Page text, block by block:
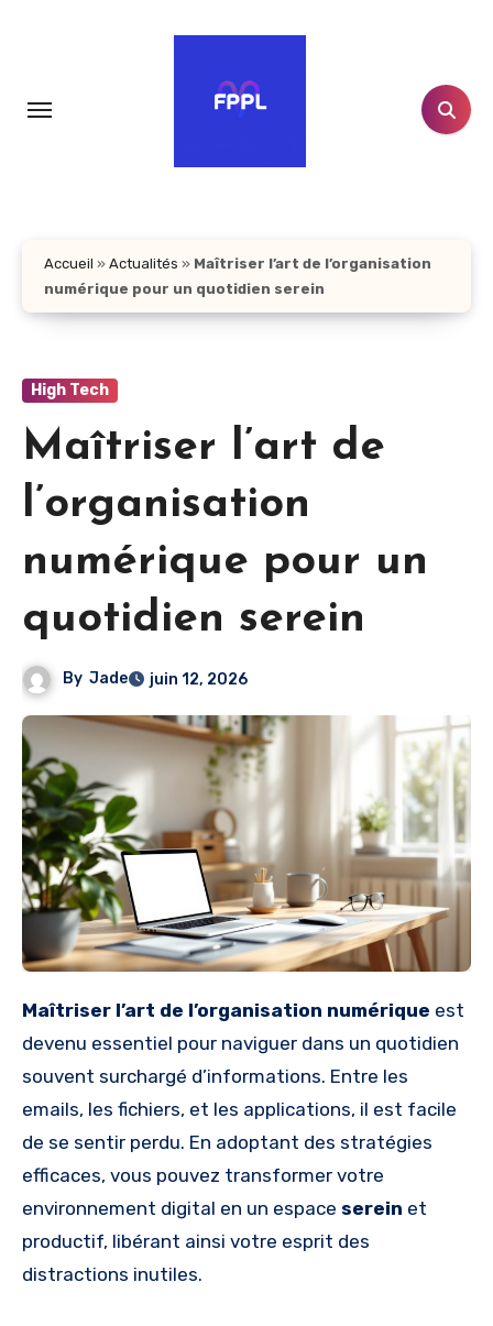
principal
Accueil » Actualités » Maîtriser l’art de l’organisation
numérique pour un quotidien serein
High Tech
Maîtriser l’art de
l’organisation
numérique pour un
quotidien serein
By Jade juin 12, 2026
Maîtriser l’art de l’organisation numérique est
devenu essentiel pour naviguer dans un quotidien
souvent surchargé d’informations. Entre les
emails, les fichiers, et les applications, il est facile
de se sentir perdu. En adoptant des stratégies
efficaces, vous pouvez transformer votre
environnement digital en un espace serein et
productif, libérant ainsi votre esprit des
distractions inutiles.